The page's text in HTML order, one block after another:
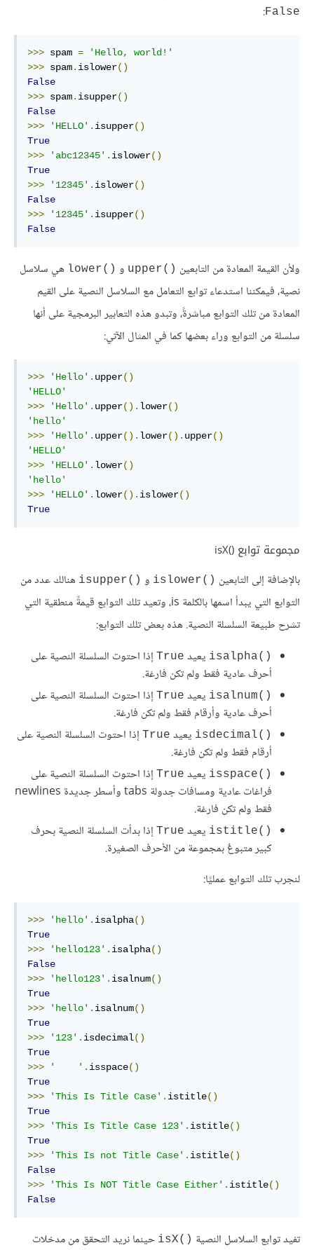
False
:
>>> spam =
'Hello, world!'
>>> spam. islower()
False
>>> spam. isupper()
False
>>>
'HELLO' . isupper()
True
>>>
'abc12345' . islower()
True
>>>
'12345' . islower()
False
>>>
'12345' . isupper()
False
ولأن القيمة المعادة من التابعين upper()‎ و lower()‎ هي سلاسل
نصية، فيمكننا استدعاء توابع التعامل مع السلاسل النصية على القيم
المعادة من تلك التوابع مباشرةً، وتبدو هذه التعابير البرمجية على أنها
سلسلة من التوابع وراء بعضها كما في المثال الآتي:
>>> 'Hello' . upper()
'HELLO'
>>>
'Hello' . upper(). lower()
'hello'
>>>
'Hello' . upper(). lower(). upper()
'HELLO'
>>>
'HELLO' . lower()
'hello'
>>>
'HELLO' . lower(). islower()
True
مجموعة توابع isX()‎
بالإضافة إلى التابعين islower()‎ و isupper()‎ هنالك عدد من
التوابع التي يبدأ اسمها بالكلمة is، وتعيد تلك التوابع قيمةً منطقية التي
تشرح طبيعة السلسلة النصية. هذه بعض تلك التوابع:
isalpha()‎ يعيد True إذا احتوت السلسلة النصية على
أحرف عادية فقط ولم تكن فارغة.
isalnum()‎ يعيد True إذا احتوت السلسلة النصية على
أحرف عادية وأرقام فقط ولم تكن فارغة.
isdecimal()‎ يعيد True إذا احتوت السلسلة النصية على
أرقام فقط ولم تكن فارغة.
isspace()‎ يعيد True إذا احتوت السلسلة النصية على
فراغات عادية ومسافات جدولة tabs وأسطر جديدة newlines
فقط ولم تكن فارغة.
istitle()‎ يعيد True إذا بدأت السلسلة النصية بحرف
كبير متبوعٌ بمجموعة من الأحرف الصغيرة.
لنجرب تلك التوابع عمليًا:
>>> 'hello' . isalpha()
True
>>>
'hello123' . isalpha()
False
>>>
'hello123' . isalnum()
True
>>>
'hello' . isalnum()
True
>>>
'123' . isdecimal()
True
>>>
'    ' . isspace()
True
>>>
'This Is Title Case' . istitle()
True
>>>
'This Is Title Case 123' . istitle()
True
>>>
'This Is not Title Case' . istitle()
False
>>>
'This Is NOT Title Case Either' . istitle()
False
تفيد توابع السلاسل النصية isX()‎ حينما نريد التحقق من مدخلات